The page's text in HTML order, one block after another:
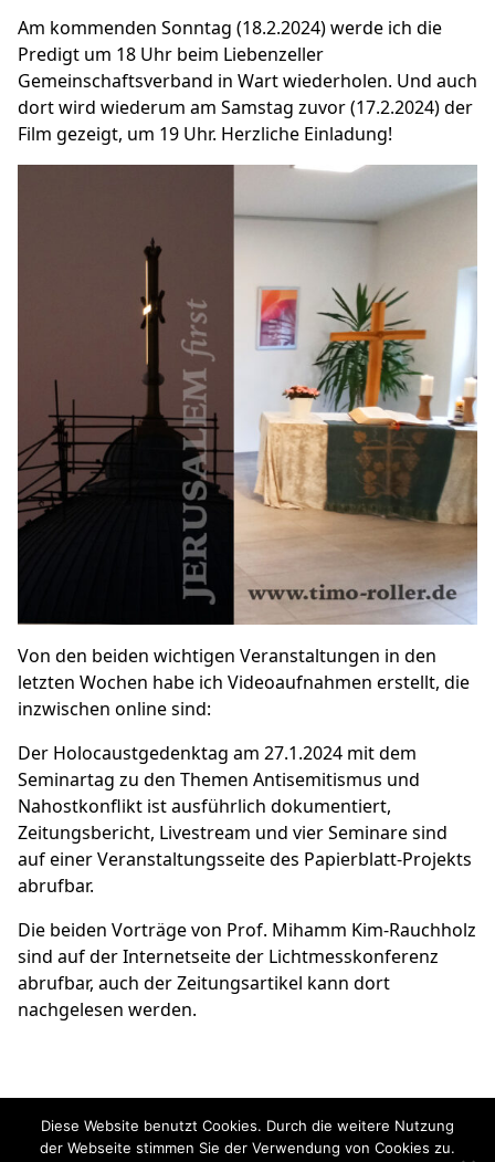
Am kommenden Sonntag (18.2.2024) werde ich die
Predigt um 18 Uhr beim Liebenzeller
Gemeinschaftsverband in Wartwiederholen. Und auch
dort wird wiederum am Samstag zuvor (17.2.2024) der
Film gezeigt, um 19 Uhr. Herzliche Einladung!
Von den beiden wichtigen Veranstaltungen in den
letzten Wochen habe ich Videoaufnahmen erstellt, die
inzwischen online sind:
Der Holocaustgedenktag am 27.1.2024 mit dem
Seminartag zu den Themen Antisemitismus und
Nahostkonflikt ist ausführlich dokumentiert,
Zeitungsbericht, Livestream und vier Seminare sind
auf einerVeranstaltungsseite des Papierblatt-Projekts
abrufbar.
Die beiden Vorträge von Prof. Mihamm Kim-Rauchholz
sind auf derInternetseite der Lichtmesskonferenz
abrufbar, auch der Zeitungsartikel kann dort
nachgelesen werden.
Diese Website benutzt Cookies. Durch die weitere Nutzung
der Webseite stimmen Sie der Verwendung von Cookies zu.